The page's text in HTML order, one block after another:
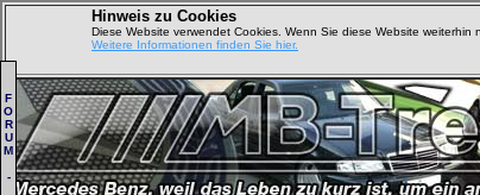
Hinweis zu Cookies
Diese Website verwendet Cookies. Wenn Sie diese Website weiterhin
Weitere Informationen finden Sie hier.
F
O
R
U
M
-